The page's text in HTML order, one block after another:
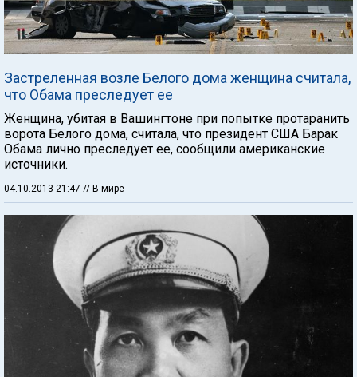
Застреленная возле Белого дома женщина считала,
что Обама преследует ее
Женщина, убитая в Вашингтоне при попытке протаранить
ворота Белого дома, считала, что президент США Барак
Обама лично преследует ее, сообщили американские
источники.
04.10.2013 21:47 // В мире